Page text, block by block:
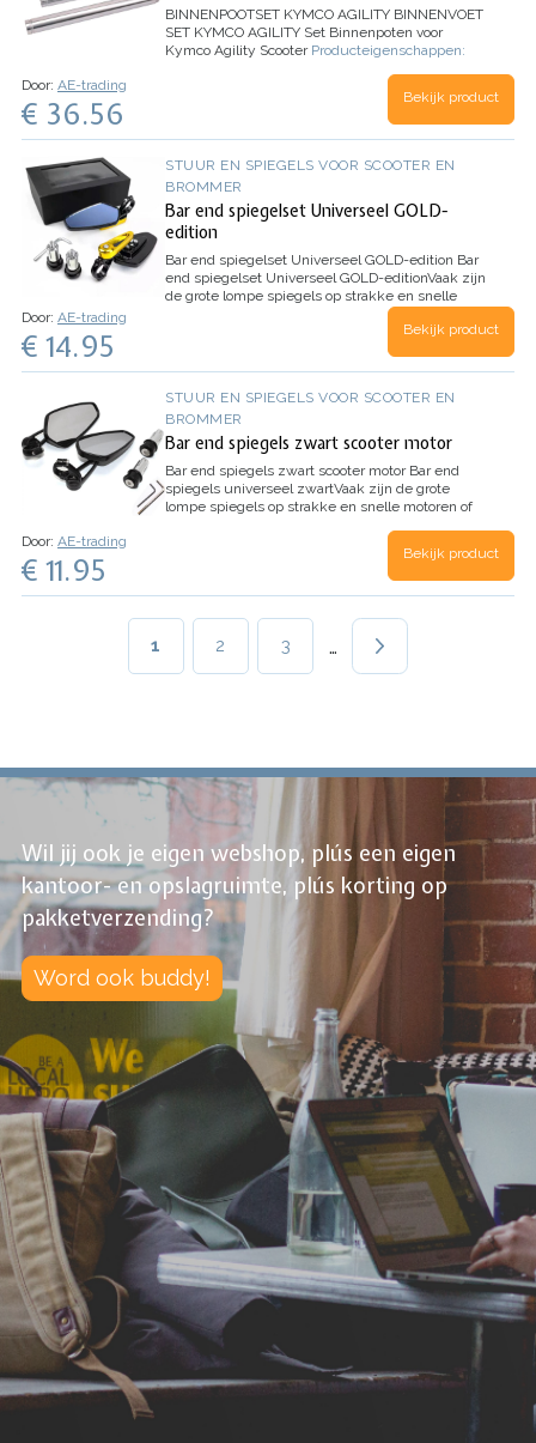
BINNENPOOTSET KYMCO AGILITY BINNENVOET
SET KYMCO AGILITY Set Binnenpoten voor
Kymco Agility ScooterProducteigenschappen:
Door: AE-trading
€ 36.56 Bekijk product
STUUR EN SPIEGELS VOOR SCOOTER EN
BROMMER
Bar end spiegelset Universeel GOLD-
edition
Bar end spiegelset Universeel GOLD-edition Bar
end spiegelset Universeel GOLD-editionVaak zijn
de grote lompe spiegels op strakke en snelle
motoren of scooters een doorn in het oog. Hoewel
Door: AE-trading
€ 14.95 Bekijk product
STUUR EN SPIEGELS VOOR SCOOTER EN
BROMMER
Bar end spiegels zwart scooter motor
Bar end spiegels zwart scooter motor Bar end
spiegels universeel zwartVaak zijn de grote
lompe spiegels op strakke en snelle motoren of
Door: AE-trading
€ 11.95 Bekijk product
Huidige
1 Page
2 Page
3 …
Wil jij ook je eigen webshop, plús een eigen
kantoor- en opslagruimte, plús korting op
pakketverzending?
Word ook buddy!